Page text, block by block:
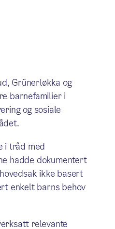
Grünerløkka og
barnefamilier i
og sosiale
i tråd med
hadde dokumentert
ikke basert
enkelt barns behov
relevante